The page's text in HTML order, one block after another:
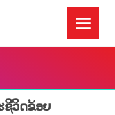
ຊີວິດຂ້ອຍ